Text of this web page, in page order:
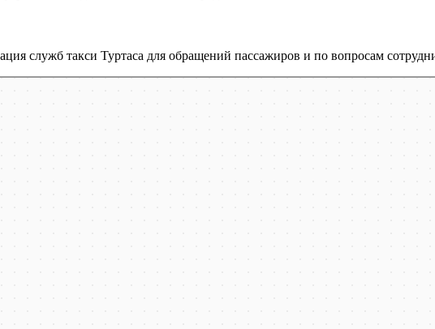
служб такси Туртаса для обращений пассажиров и по вопросам